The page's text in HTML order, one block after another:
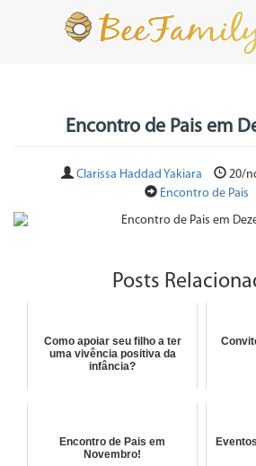
Encontro de Pais em
Clarissa Haddad Yakiara
20/
Encontro de Pais
Posts
Como apoiar seu filho a ter
uma vivência positiva da
infância?
Encontro de Pais em
Novembro!